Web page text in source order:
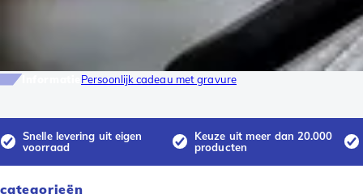
Persoonlijk cadeau met gravure
Snelle levering uit eigen
voorraad
Keuze uit meer dan 20.000
producten
categorieën